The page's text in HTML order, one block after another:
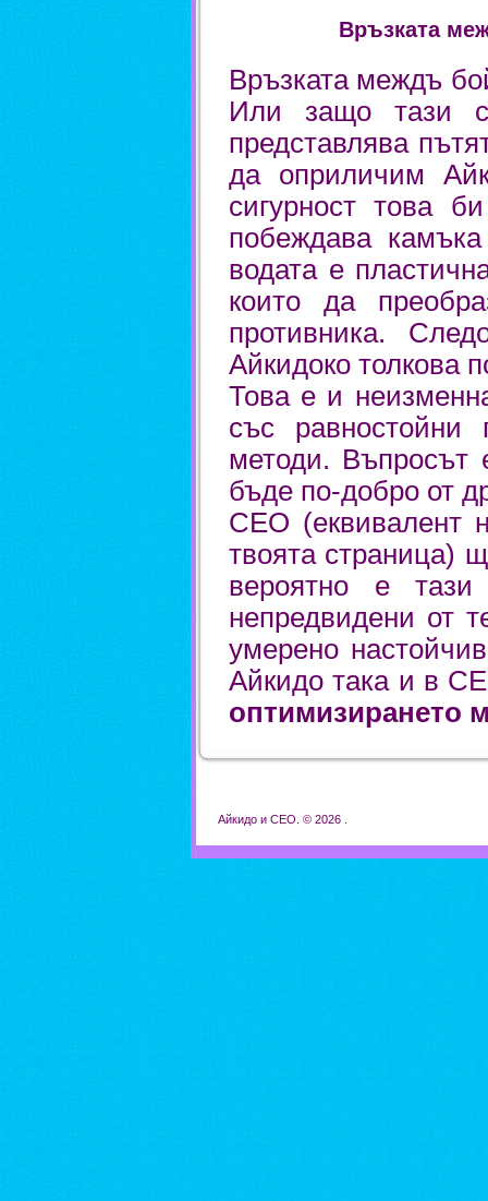
Връзката
Връзката междъ
Или защо тази
представлява
да оприличим
сигурност това
побеждава
водата е
които да
противника.
Айкидоко толкова
Това е и
със равностойни
методи. Въпросът
бъде по-добро от
СЕО (еквивалент
твоята страница)
вероятно е
непредвидени от
умерено
Айкидо така и в
оптимизирането
Айкидо и СЕО. © 2026 .